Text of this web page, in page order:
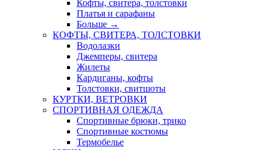
Кофты, свитера, толстовки
Платья и сарафаны
Больше →
КОФТЫ, СВИТЕРА, ТОЛСТОВКИ
Водолазки
Джемперы, свитера
Жилеты
Кардиганы, кофты
Толстовки, свитшоты
КУРТКИ, ВЕТРОВКИ
СПОРТИВНАЯ ОДЕЖДА
Спортивные брюки, трико
Спортивные костюмы
Термобелье